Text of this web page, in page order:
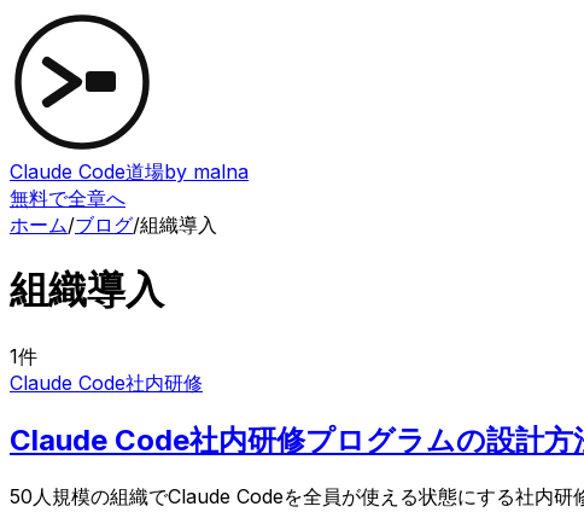
Claude Code道場by malna
無料で全章へ
ホーム/ブログ/組織導入
組織導入
1件
Claude Code社内研修
Claude Code社内研修プログラムの設計方
50人規模の組織でClaude Codeを全員が使える状態にする社内研